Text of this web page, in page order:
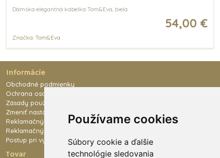
Používame cookies
Súbory cookie a ďalšie
technológie sledovania
Dámska elegantná kabelka Tom&Eva, biela
54,00 €
Značka: Tom&Eva
Informácie
Obchodné podmienky
Ochrana osobných údajov
Zásady používania súborov cookies
Zmeniť nastavenie cookies
Reklamačný poriadok
Reklamačný formulár
Postup pri výmene tovaru
Tovar